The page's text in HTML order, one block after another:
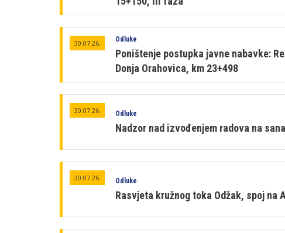
30.07.26. Odluke
Poništenje postupka javne nabavke:
Donja Orahovica, km 23+498
30.07.26. Odluke
Nadzor nad izvođenjem radova na
30.07.26. Odluke
Rasvjeta kružnog toka Odžak, spoj na